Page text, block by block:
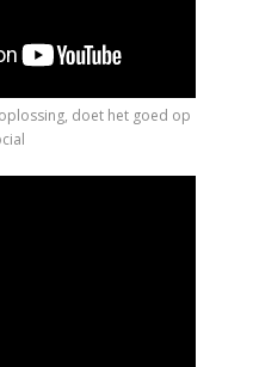
doet het goed op